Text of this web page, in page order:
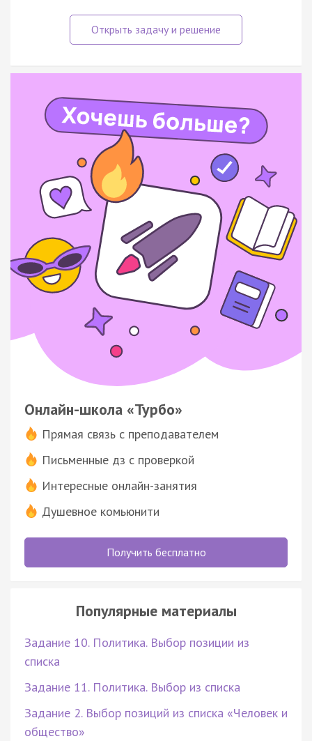
Онлайн-школа «Турбо»
Прямая связь с преподавателем
Письменные дз с проверкой
Интересные онлайн-занятия
Душевное комьюнити
Получить бесплатно
Популярные материалы
Задание 10. Политика. Выбор позиции из
списка
Задание 11. Политика. Выбор из списка
Задание 2. Выбор позиций из списка «Человек и
общество»